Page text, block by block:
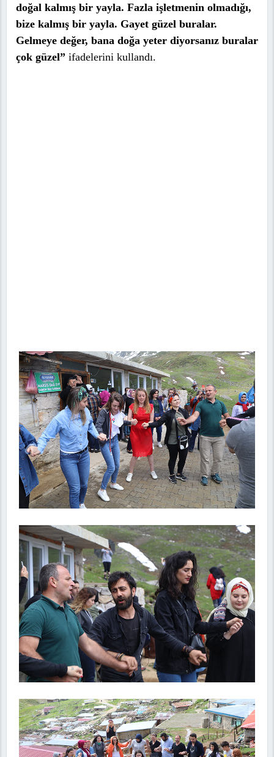
doğal kalmış bir yayla. Fazla işletmenin olmadığı,
bize kalmış bir yayla. Gayet güzel buralar.
Gelmeye değer, bana doğa yeter diyorsanız buralar
çok güzel” ifadelerini kullandı.